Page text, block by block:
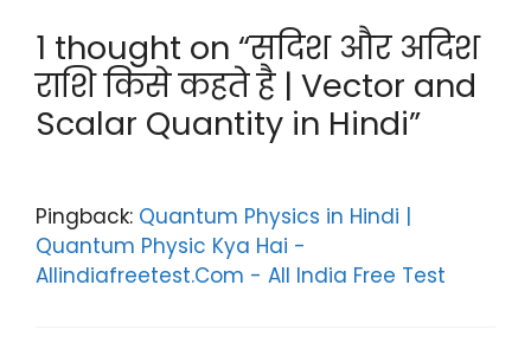
er gr
a
m
ts
A
p
p
e
b
o
o
1 thought on “सदिश और अदिश
राशि किसे कहते है | Vector and
Scalar Quantity in Hindi”
Pingback: Quantum Physics in Hindi |
Quantum Physic Kya Hai -
Allindiafreetest.Com - All India Free Test